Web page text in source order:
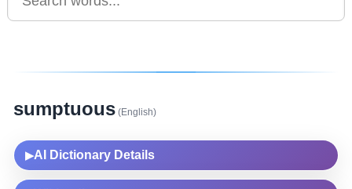
sumptuous (English)
▶AI Dictionary Details